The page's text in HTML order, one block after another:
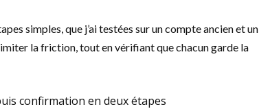
simples, que j’ai testées sur un compte ancien et un
la friction, tout en vérifiant que chacun garde la
confirmation en deux étapes